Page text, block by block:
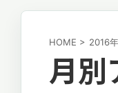
HOME > 2016年
月別